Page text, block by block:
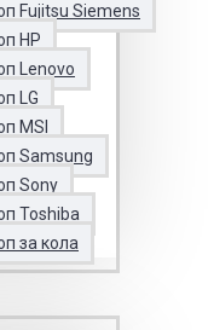
Fujitsu Siemens
HP
Lenovo
LG
MSI
Samsung
Sony
Toshiba
за кола